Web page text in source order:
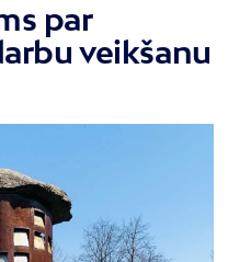
par
veikšanu